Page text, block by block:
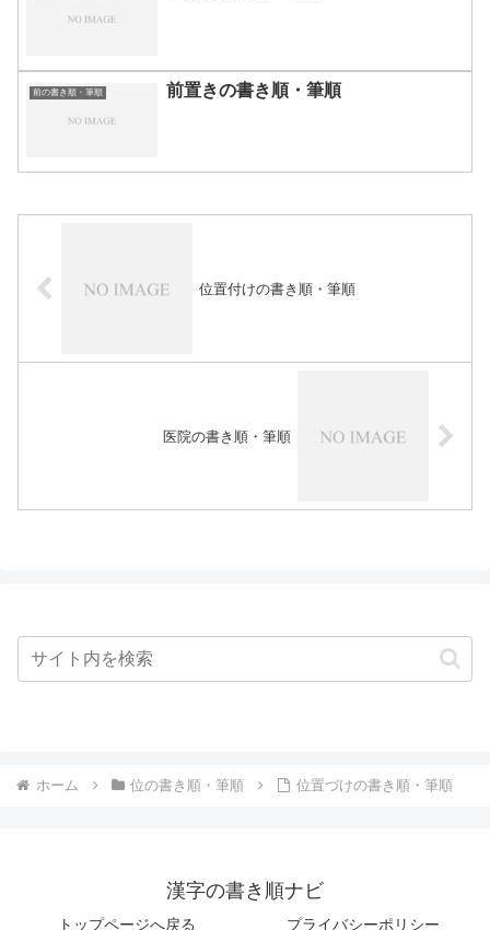
前の書き順・筆順 前置きの書き順・筆順
位置付けの書き順・筆順
医院の書き順・筆順
ホーム 位の書き順・筆順 位置づけの書き順・筆順
漢字の書き順ナビ
トップページへ戻る プライバシーポリシー